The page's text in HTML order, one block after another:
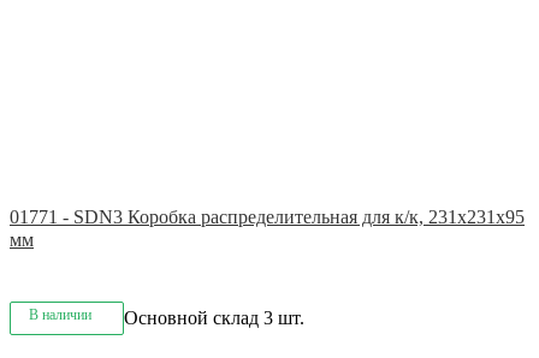
01771 - SDN3 Коробка распределительная для к/к, 231x231x95
мм
В наличии Основной склад 3 шт.